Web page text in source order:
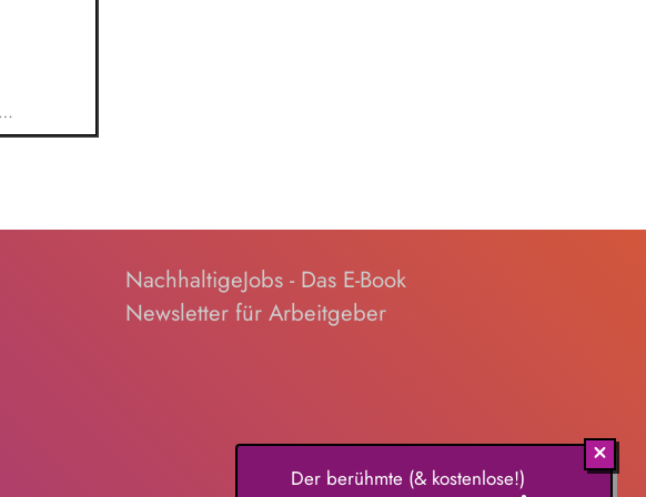
NachhaltigeJobs - Das E-Book
Newsletter für Arbeitgeber
Der berühmte (& kostenlose!)